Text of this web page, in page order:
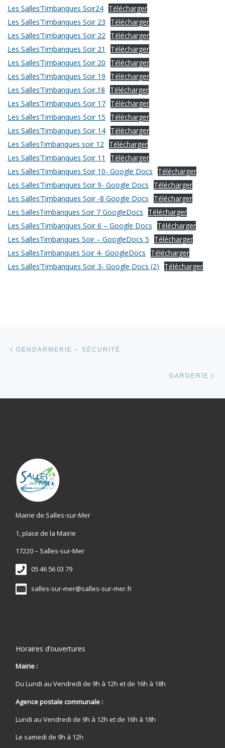
Les Salles’Timbanques Soir24 Télécharger
Les Salles’Timbanques Soir 23
Télécharger
Les Salles’Timbanques Soir 22
Télécharger
Les Salles’Timbanques Soir 21
Télécharger
Les Salles’Timbanques Soir 20
Télécharger
Les Salles’Timbanques Soir 19
Télécharger
Les Salles’Timbanques Soir.18
Télécharger
Les Salles’Timbanques Soir 17 Télécharger
Les Salles’Timbanques Soir 15
Télécharger
Les Salles’Timbanques Soir 14 Télécharger
Les SallesTimbanques soir 12
Télécharger
Les Salles’Timbanques Soir 11
Télécharger
Les Salles’Timbanques Soir 10- Google Docs
Télécharger
Les Salles’Timbanques Soir 9- Google Docs
Télécharger
Les Salles’Timbanques Soir -8 Google Docs
Télécharger
Les SallesTimbanques Soir 7 GoogleDocs
Télécharger
Les Salles’Timbanques Soir 6 – Google Docs
Télécharger
Les SallesTimbanques Soir – GoogleDocs 5
Télécharger
Les SallesTimbanques Soir 4- GoogleDocs
Télécharger
Les Salles’Timbanques Soir 3- Google Docs (2)
Télécharger
GENDARMERIE – SÉCURITÉ
GARDERIE
Mairie de Salles-sur-Mer
1, place de la Mairie
17220 – Salles-sur-Mer
05 46 56 03 79
salles-sur-mer@salles-sur-mer.fr
Horaires d’ouvertures
Mairie :
Du Lundi au Vendredi de 9h à 12h et de 16h à 18h
Agence postale communale :
Lundi au Vendredi de 9h à 12h et de 16h à 18h
Le samedi de 9h à 12h